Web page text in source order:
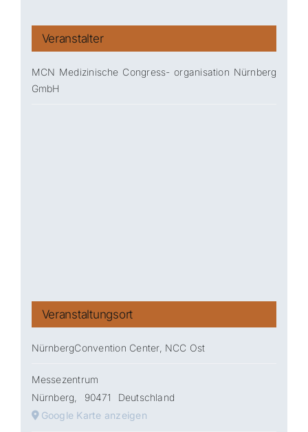
Veranstalter
MCN Medizinische Congress- organisation Nürnberg
GmbH
Veranstaltungsort
NürnbergConvention Center, NCC Ost
Messezentrum
Nürnberg
90471
Deutschland
Google Karte anzeigen